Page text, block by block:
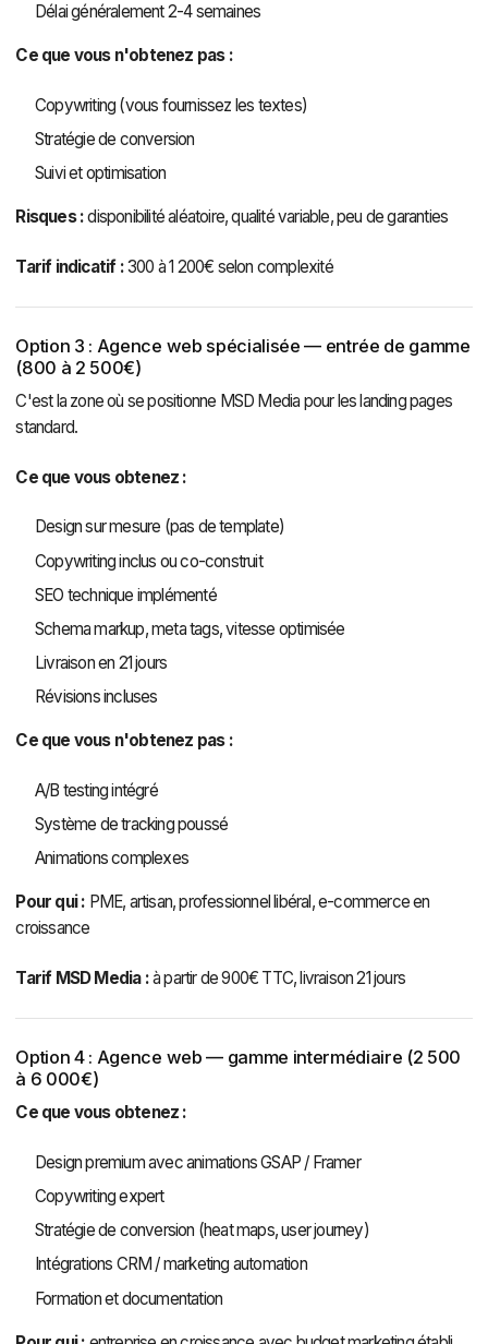
Délai généralement 2-4 semaines
Ce que vous n'obtenez pas :
Copywriting (vous fournissez les textes)
Stratégie de conversion
Suivi et optimisation
Risques :disponibilité aléatoire, qualité variable, peu de garanties
Tarif indicatif :300 à 1 200€ selon complexité
Option 3 : Agence web spécialisée — entrée de gamme
(800 à 2 500€)
C'est la zone où se positionne MSD Media pour les landing pages
standard.
Ce que vous obtenez :
Design sur mesure (pas de template)
Copywriting inclus ou co-construit
SEO technique implémenté
Schema markup, meta tags, vitesse optimisée
Livraison en 21 jours
Révisions incluses
Ce que vous n'obtenez pas :
A/B testing intégré
Système de tracking poussé
Animations complexes
Pour qui : PME, artisan, professionnel libéral, e-commerce en
croissance
Tarif MSD Media :à partir de 900€ TTC, livraison 21 jours
Option 4 : Agence web — gamme intermédiaire (2 500
à 6 000€)
Ce que vous obtenez :
Design premium avec animations GSAP / Framer
Copywriting expert
Stratégie de conversion (heat maps, user journey)
Intégrations CRM / marketing automation
Formation et documentation